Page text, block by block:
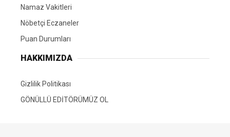
Namaz Vakitleri
Nöbetçi Eczaneler
Puan Durumları
HAKKIMIZDA
Gizlilik Politikası
GÖNÜLLÜ EDİTÖRÜMÜZ OL